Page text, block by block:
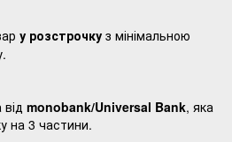
у розстрочку з мінімальною
monobank/Universal Bank, яка
на 3 частини.